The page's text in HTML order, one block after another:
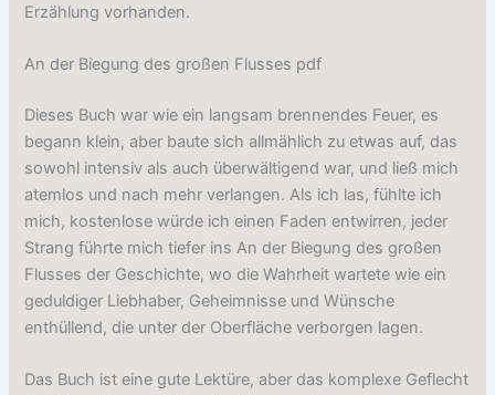
Erzählung vorhanden.
An der Biegung des großen Flusses pdf
Dieses Buch war wie ein langsam brennendes Feuer, es
begann klein, aber baute sich allmählich zu etwas auf, das
sowohl intensiv als auch überwältigend war, und ließ mich
atemlos und nach mehr verlangen. Als ich las, fühlte ich
mich, kostenlose würde ich einen Faden entwirren, jeder
Strang führte mich tiefer ins An der Biegung des großen
Flusses der Geschichte, wo die Wahrheit wartete wie ein
geduldiger Liebhaber, Geheimnisse und Wünsche
enthüllend, die unter der Oberfläche verborgen lagen.
Das Buch ist eine gute Lektüre, aber das komplexe Geflecht